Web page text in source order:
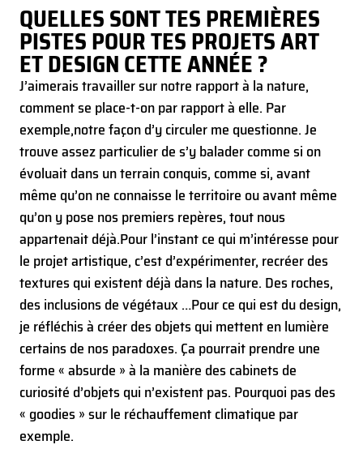
QUELLES SONT TES PREMIÈRES
PISTES POUR TES PROJETS ART
ET DESIGN CETTE ANNÉE ?
J’aimerais travailler sur notre rapport à la nature,
comment se place-t-on par rapport à elle. Par
exemple,notre façon d’y circuler me questionne. Je
trouve assez particulier de s’y balader comme si on
évoluait dans un terrain conquis, comme si, avant
même qu’on ne connaisse le territoire ou avant même
qu’on y pose nos premiers repères, tout nous
appartenait déjà.Pour l’instant ce qui m’intéresse pour
le projet artistique, c’est d’expérimenter, recréer des
textures qui existent déjà dans la nature. Des roches,
des inclusions de végétaux …Pour ce qui est du design,
je réfléchis à créer des objets qui mettent en lumière
certains de nos paradoxes. Ça pourrait prendre une
forme « absurde » à la manière des cabinets de
curiosité d’objets qui n’existent pas. Pourquoi pas des
« goodies » sur le réchauffement climatique par
exemple.